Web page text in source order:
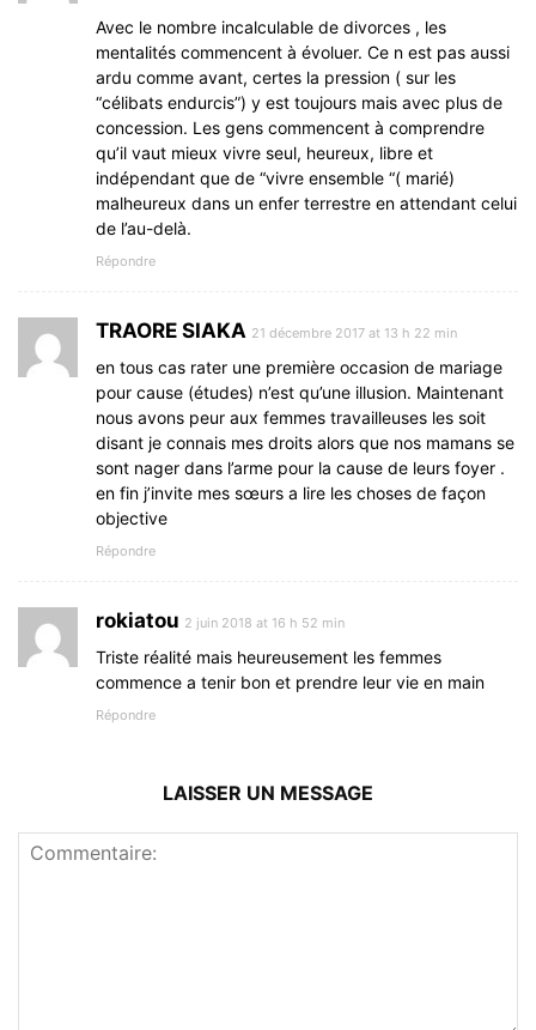
Avec le nombre incalculable de divorces , les
mentalités commencent à évoluer. Ce n est pas aussi
ardu comme avant, certes la pression ( sur les
“célibats endurcis”) y est toujours mais avec plus de
concession. Les gens commencent à comprendre
qu’il vaut mieux vivre seul, heureux, libre et
indépendant que de “vivre ensemble “( marié)
malheureux dans un enfer terrestre en attendant celui
de l’au-delà.
Répondre
TRAORE SIAKA 21 décembre 2017 at 13 h 22 min
en tous cas rater une première occasion de mariage
pour cause (études) n’est qu’une illusion. Maintenant
nous avons peur aux femmes travailleuses les soit
disant je connais mes droits alors que nos mamans se
sont nager dans l’arme pour la cause de leurs foyer .
en fin j’invite mes sœurs a lire les choses de façon
objective
Répondre
rokiatou 2 juin 2018 at 16 h 52 min
Triste réalité mais heureusement les femmes
commence a tenir bon et prendre leur vie en main
Répondre
LAISSER UN MESSAGE